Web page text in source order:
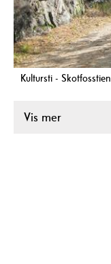
Kultursti - Skotfosstien
Vis mer